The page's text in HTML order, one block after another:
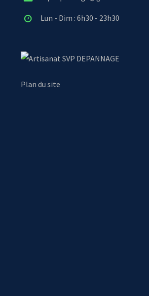
Lun - Dim : 6h30 - 23h30
SVP DEPANNAGE
Plan du site